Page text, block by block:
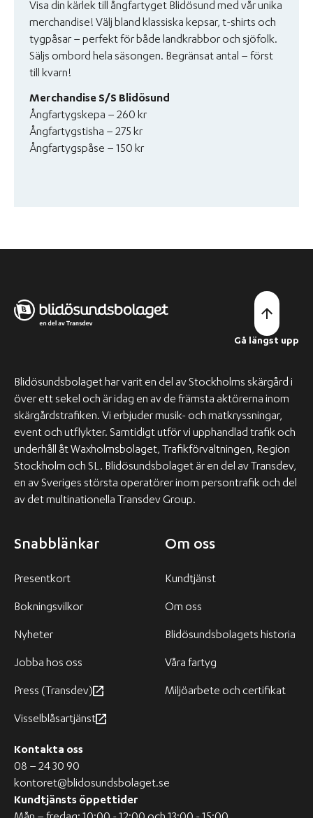
Visa din kärlek till ångfartyget Blidösund med vår unika
merchandise! Välj bland klassiska kepsar, t-shirts och
tygpåsar – perfekt för både landkrabbor och sjöfolk.
Säljs ombord hela säsongen. Begränsat antal – först
till kvarn!
Merchandise S/S Blidösund
Ångfartygskepa – 260 kr
Ångfartygstisha – 275 kr
Ångfartygspåse – 150 kr
Gå längst upp
Blidösundsbolaget har varit en del av Stockholms skärgård i
över ett sekel och är idag en av de främsta aktörerna inom
skärgårdstrafiken. Vi erbjuder musik- och matkryssningar,
event och utflykter. Samtidigt utför vi upphandlad trafik och
underhåll åt Waxholmsbolaget, Trafikförvaltningen, Region
Stockholm och SL. Blidösundsbolaget är en del av Transdev,
en av Sveriges största operatörer inom persontrafik och del
av det multinationella Transdev Group.
Snabblänkar
Presentkort
Bokningsvilkor
Nyheter
Jobba hos oss
Press (Transdev)
Visselblåsartjänst
Om oss
Kundtjänst
Om oss
Blidösundsbolagets historia
Våra fartyg
Miljöarbete och certifikat
Kontakta oss
08 – 24 30 90
kontoret@blidosundsbolaget.se
Kundtjänsts öppettider